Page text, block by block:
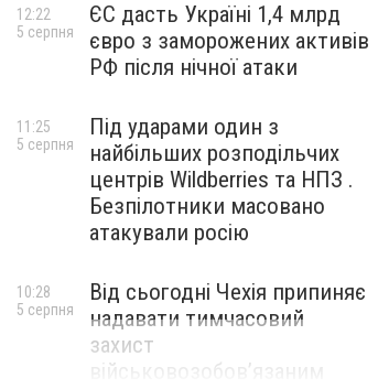
ЄС дасть Україні 1,4 млрд
євро з заморожених активів
РФ після нічної атаки
12:22
5 серпня
Під ударами один з
найбільших розподільчих
центрів Wildberries та НПЗ .
Безпілотники масовано
атакували росію
11:25
5 серпня
Від сьогодні Чехія припиняє
надавати тимчасовий
захист
військовозобов’язаним
10:28
5 серпня